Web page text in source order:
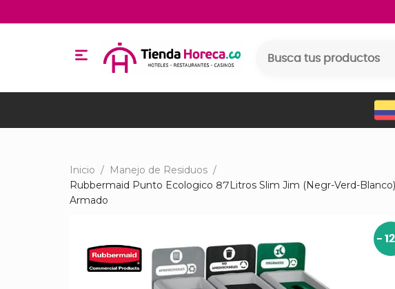
Inicio / Manejo de Residuos /
Rubbermaid Punto Ecologico 87Litros Slim Jim (Negr-Verd-
Armado
-12